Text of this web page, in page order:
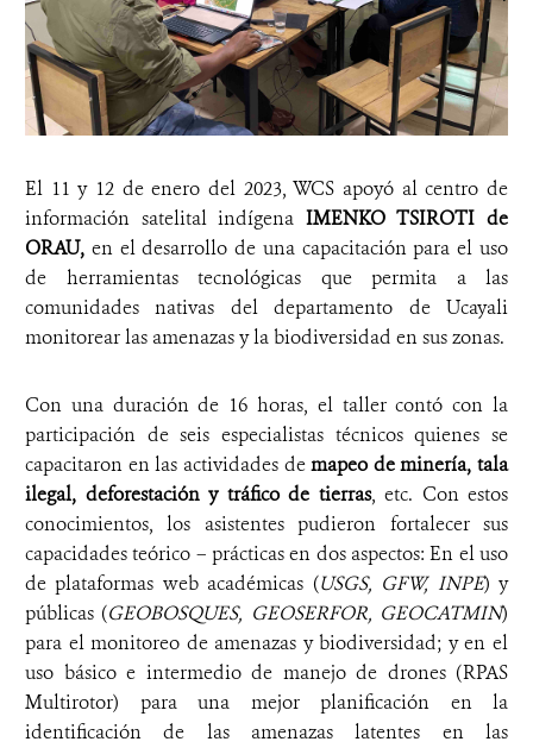
El 11 y 12 de enero del 2023, WCS apoyó al centro de
información satelital indígena IMENKO TSIROTI de
ORAU, en el desarrollo de una capacitación para el uso
de herramientas tecnológicas que permita a las
comunidades nativas del departamento de Ucayali
monitorear las amenazas y la biodiversidad en sus zonas.
Con una duración de 16 horas, el taller contó con la
participación de seis especialistas técnicos quienes se
capacitaron en las actividades demapeo de minería, tala
ilegal, deforestación y tráfico de tierras, etc. Con estos
conocimientos, los asistentes pudieron fortalecer sus
capacidades teórico – prácticas en dos aspectos: En el uso
de plataformas web académicas (USGS, GFW, INPE) y
públicas (GEOBOSQUES, GEOSERFOR, GEOCATMIN)
para el monitoreo de amenazas y biodiversidad; y en el
uso básico e intermedio de manejo de drones (RPAS
Multirotor) para una mejor planificación en la
identificación de las amenazas latentes en las